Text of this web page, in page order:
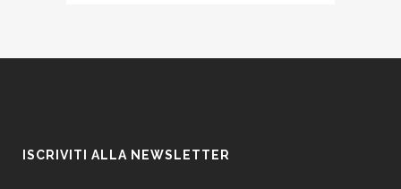
ISCRIVITI ALLA NEWSLETTER